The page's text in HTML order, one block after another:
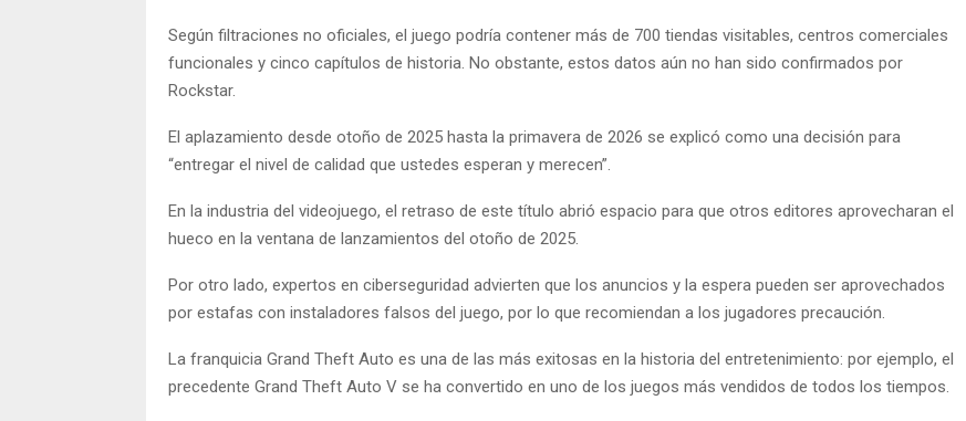
Según filtraciones no oficiales, el juego podría contener más de 700 tiendas visitables, centros comerciales
funcionales y cinco capítulos de historia. No obstante, estos datos aún no han sido confirmados por
Rockstar.
El aplazamiento desde otoño de 2025 hasta la primavera de 2026 se explicó como una decisión para
“entregar el nivel de calidad que ustedes esperan y merecen”.
En la industria del videojuego, el retraso de este título abrió espacio para que otros editores aprovecharan el
hueco en la ventana de lanzamientos del otoño de 2025.
Por otro lado, expertos en ciberseguridad advierten que los anuncios y la espera pueden ser aprovechados
por estafas con instaladores falsos del juego, por lo que recomiendan a los jugadores precaución.
La franquicia Grand Theft Auto es una de las más exitosas en la historia del entretenimiento: por ejemplo, el
precedente Grand Theft Auto V se ha convertido en uno de los juegos más vendidos de todos los tiempos.